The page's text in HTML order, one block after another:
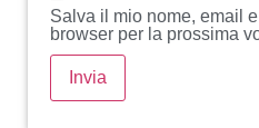
Salva il mio nome, email
browser per la prossima